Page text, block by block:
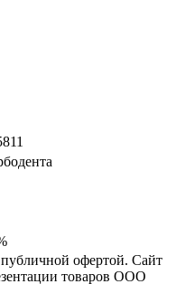
офертой. Сайт
товаров ООО